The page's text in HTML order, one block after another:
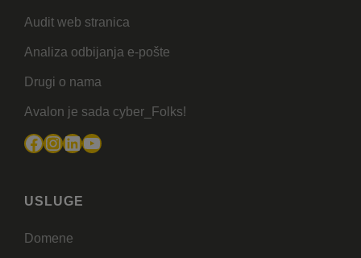
Audit web stranica
Analiza odbijanja e-pošte
Drugi o nama
Avalon je sada cyber_Folks!
Facebook
Instagram
LinkedIn
YouTube
USLUGE
Domene